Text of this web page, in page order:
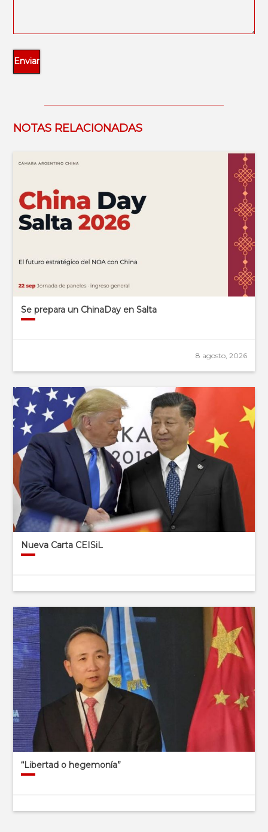
NOTAS RELACIONADAS
Se prepara un ChinaDay en Salta
8 agosto, 2026
Nueva Carta CEISiL
“Libertad o hegemonía”